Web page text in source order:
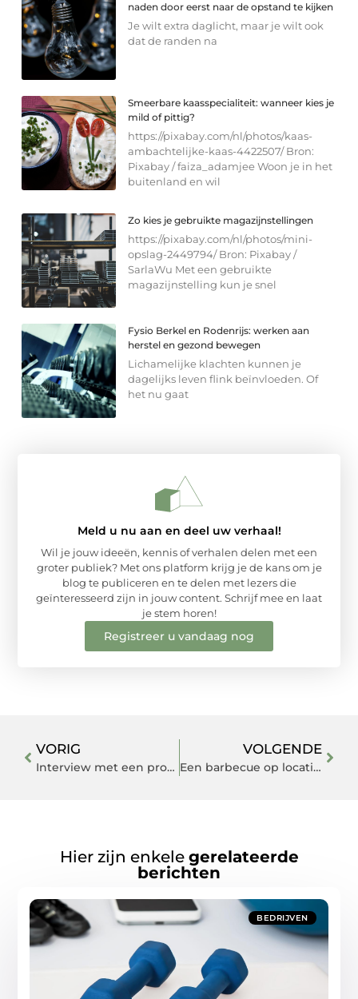
naden door eerst naar de opstand te kijken
Je wilt extra daglicht, maar je wilt ook
dat de randen na
Smeerbare kaasspecialiteit: wanneer kies je
mild of pittig?
https://pixabay.com/nl/photos/kaas-
ambachtelijke-kaas-4422507/ Bron:
Pixabay / faiza_adamjee Woon je in het
buitenland en wil
Zo kies je gebruikte magazijnstellingen
https://pixabay.com/nl/photos/mini-
opslag-2449794/ Bron: Pixabay /
SarlaWu Met een gebruikte
magazijnstelling kun je snel
Fysio Berkel en Rodenrijs: werken aan
herstel en gezond bewegen
Lichamelijke klachten kunnen je
dagelijks leven flink beïnvloeden. Of
het nu gaat
Meld u nu aan en deel uw verhaal!
Wil je jouw ideeën, kennis of verhalen delen met een
groter publiek? Met ons platform krijg je de kans om je
blog te publiceren en te delen met lezers die
geïnteresseerd zijn in jouw content. Schrijf mee en laat
je stem horen!
Registreer u vandaag nog
VORIG
Interview met een productanalist
VOLGENDE
Een barbecue op locatie organiseren
Hier zijn enkele gerelateerde
berichten
BEDRIJVEN